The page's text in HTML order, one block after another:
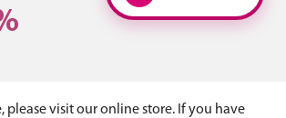
visit our online store. If you have